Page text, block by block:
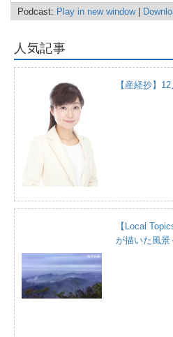
Podcast: Play in new window|
人気記事
【産経抄】
【Local
が描いた風景